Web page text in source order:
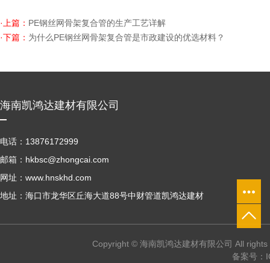
·上篇： PE钢丝网骨架复合管的生产工艺详解
·下篇： 为什么PE钢丝网骨架复合管是市政建设的优选材料？
海南凯鸿达建材有限公司
电话：13876172999
邮箱：hkbsc@zhongcai.com
网址：www.hnskhd.com
地址：海口市龙华区丘海大道88号中财管道凯鸿达建材
Copyright © 海南凯鸿达建材有限公司 All
备案号：